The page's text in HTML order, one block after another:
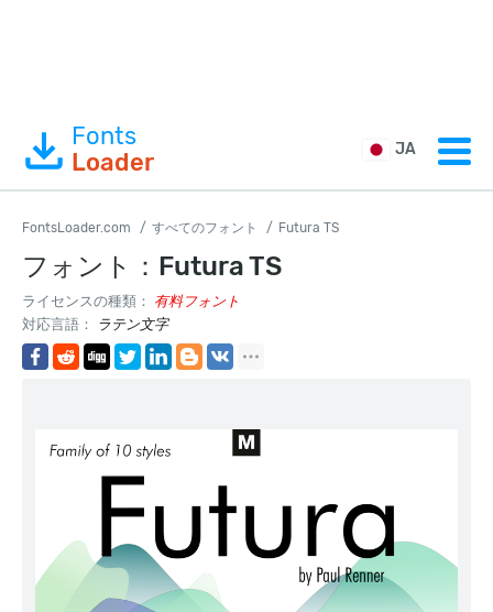
Fonts
Loader
JA
FontsLoader.com すべてのフォント Futura TS
フォント：Futura TS
ライセンスの種類： 有料フォント
対応言語：
ラテン文字